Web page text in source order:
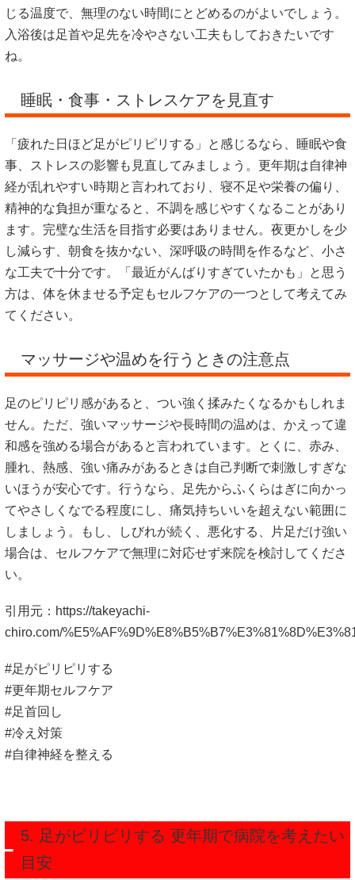
じる温度で、無理のない時間にとどめるのがよいでしょう。
入浴後は足首や足先を冷やさない工夫もしておきたいです
ね。
睡眠・食事・ストレスケアを見直す
「疲れた日ほど足がピリピリする」と感じるなら、睡眠や食
事、ストレスの影響も見直してみましょう。更年期は自律神
経が乱れやすい時期と言われており、寝不足や栄養の偏り、
精神的な負担が重なると、不調を感じやすくなることがあり
ます。完璧な生活を目指す必要はありません。夜更かしを少
し減らす、朝食を抜かない、深呼吸の時間を作るなど、小さ
な工夫で十分です。「最近がんばりすぎていたかも」と思う
方は、体を休ませる予定もセルフケアの一つとして考えてみ
てください。
マッサージや温めを行うときの注意点
足のピリピリ感があると、つい強く揉みたくなるかもしれま
せん。ただ、強いマッサージや長時間の温めは、かえって違
和感を強める場合があると言われています。とくに、赤み、
腫れ、熱感、強い痛みがあるときは自己判断で刺激しすぎな
いほうが安心です。行うなら、足先からふくらはぎに向かっ
てやさしくなでる程度にし、痛気持ちいいを超えない範囲に
しましょう。もし、しびれが続く、悪化する、片足だけ強い
場合は、セルフケアで無理に対応せず来院を検討してくださ
い。
引用元： https://takeyachi-
chiro.com/
#足がピリピリする
#更年期セルフケア
#足首回し
#冷え対策
#自律神経を整える
5. 足がピリピリする 更年期で病院を考えたい
目安